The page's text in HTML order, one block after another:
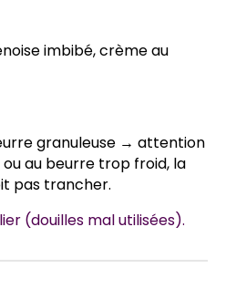
imbibé, crème au
granuleuse → attention
au beurre trop froid, la
pas trancher.
(douilles mal utilisées).